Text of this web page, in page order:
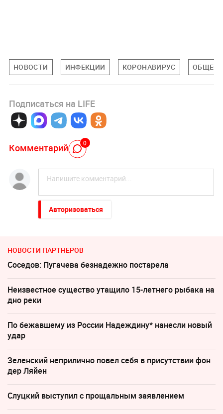
НОВОСТИ ИНФЕКЦИИ КОРОНАВИРУС
Подписаться на LIFE
Комментарий 0
Авторизоваться
НОВОСТИ ПАРТНЕРОВ
Соседов: Пугачева безнадежно постарела
Неизвестное существо утащило 15-летнего рыбака на
дно реки
По бежавшему из России Надеждину* нанесли новый
удар
Зеленский неприлично повел cебя в присутствии фон
дер Ляйен
Слуцкий выступил с прощальным заявлением